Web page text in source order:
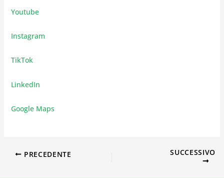
Youtube
Instagram
TikTok
LinkedIn
Google Maps
PRECEDENTE SUCCESSIVO